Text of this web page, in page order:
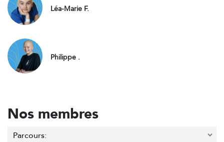
Léa-Marie F.
Philippe .
Nos membres